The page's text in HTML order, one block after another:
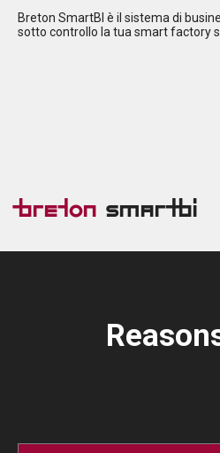
Breton SmartBI è il sistema di
sotto controllo la tua smart factory
Breton SmartBI